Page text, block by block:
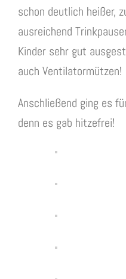
schon deutlich heißer,
ausreichend
Kinder sehr gut
auch Ventilatormützen!
Anschließend ging es
denn es gab hitzefrei!